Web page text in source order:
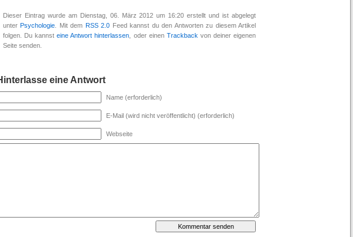
Dieser Eintrag wurde am Dienstag, 06. März 2012 um 16:20 erstellt und ist abgelegt
unterPsychologie . Mit dem RSS 2.0 Feed kannst du den Antworten zu diesem Artikel
folgen. Du kannsteine Antwort hinterlassen , oder einen Trackback von deiner eigenen
Seite senden.
eine Antwort
Name (erforderlich)
E-Mail (wird nicht veröffentlicht) (erforderlich)
Webseite